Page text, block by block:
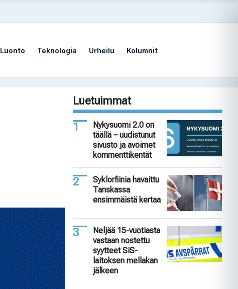
Luonto Teknologia Urheilu Kolumnit
Luetuimmat
Nykysuomi 2.0 on
täällä – uudistunut
sivusto ja avoimet
kommenttikentät
Syklorfiinia havaittu
Tanskassa
ensimmäistä kertaa
Neljää 15-vuotiasta
vastaan nostettu
syytteet SiS-
laitoksen mellakan
jälkeen